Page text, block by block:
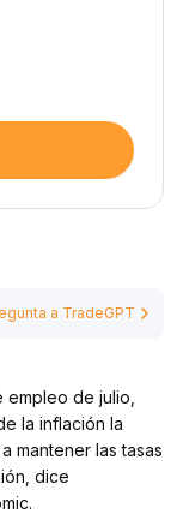
a TradeGPT
de julio,
la inflación la
mantener las tasas
dice